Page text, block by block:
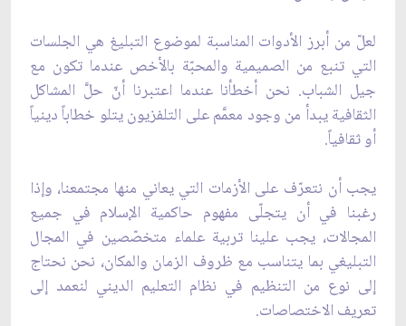
لعلّ من أبرز الأدوات المناسبة لموضوع التبليغ هي الجلسات
التي تنبع من الصميمية والمحبّة بالأخص عندما تكون مع
جيل الشباب. نحن أخطأنا عندما اعتبرنا أنّ حلَّ المشاكل
الثقافية يبدأ من وجود معمَّم على التلفزيون يتلو خطاباً دينياً
أو ثقافياً.
يجب أن نتعرّف على الأزمات التي يعاني منها مجتمعنا، وإذا
رغبنا في أن يتجلّى مفهوم حاكمية الإسلام في جميع
المجالات، يجب علينا تربية علماء متخصّصين في المجال
التبليغي بما يتناسب مع ظروف الزمان والمكان، نحن نحتاج
إلى نوع من التنظيم في نظام التعليم الديني لنعمد إلى
تعريف الاختصاصات.